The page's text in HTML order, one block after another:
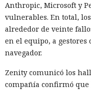
Anthropic, Microsoft y
vulnerables. En total,
alrededor de veinte
en el equipo, a
navegador.
Zenity comunicó los
compañía confirmó que